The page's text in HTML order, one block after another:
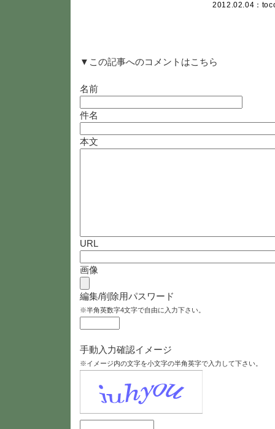
2012.02.04：
▼この記事へのコメントはこちら
名前
件名
本文
URL
画像
編集/削除用パスワード
※半角英数字4文字で自由に入力下さい。
手動入力確認イメージ
※イメージ内の文字を小文字の半角英字で入力して下さい。